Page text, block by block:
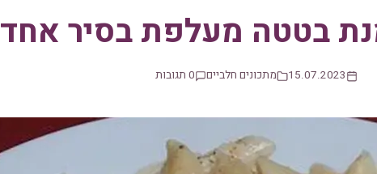
בטטה מעלפת בסיר אחד
15.07.2023 מתכונים חלביים 0 תגובות